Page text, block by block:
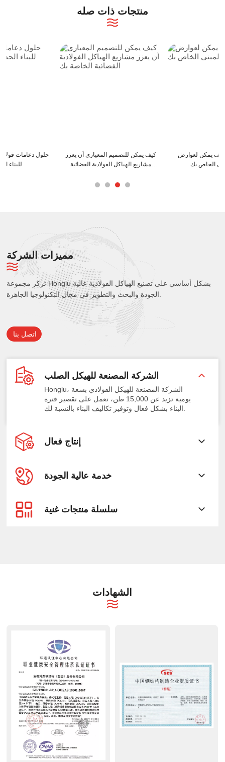
منتجات ذات صله
كيف يمكن لعوارض C و Z أن تعزز
هيكل المبنى الخاص بك
نصائح تركيب المدادات الفولاذية من
النوع C لتحقيق أقصى قدر من الكفاءة
مميزات الشركة
تركز مجموعة Honglu بشكل أساسي على تصنيع الهياكل الفولاذية عالية
اتصل بنا
الشركة المصنعة للهيكل الصلب
Honglu، الشركة المصنعة للهيكل الفولاذي بسعة
يومية تزيد عن 15,000 طن، تعمل على تقصير فترة
البناء بشكل فعال وتوفير تكاليف البناء بالنسبة لك.
إنتاج فعال
خدمة عالية الجودة
سلسلة منتجات غنية
الشهادات